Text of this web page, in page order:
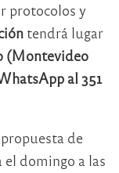
protocolos y
tendrá lugar
(Montevideo
al 351
propuesta de
domingo a las